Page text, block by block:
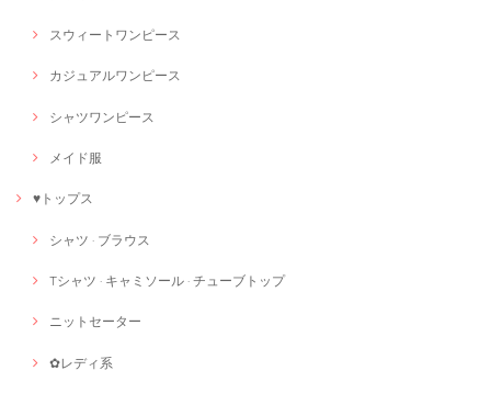
スウィートワンピース
カジュアルワンピース
シャツワンピース
メイド服
♥トップス
シャツ · ブラウス
Tシャツ · キャミソール · チューブトップ
ニットセーター
✿レディ系